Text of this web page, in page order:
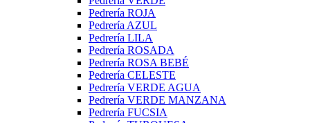
Pedrería ROJA
Pedrería AZUL
Pedrería LILA
Pedrería ROSADA
Pedrería ROSA BEBÉ
Pedrería CELESTE
Pedrería VERDE AGUA
Pedrería VERDE MANZANA
Pedrería FUCSIA